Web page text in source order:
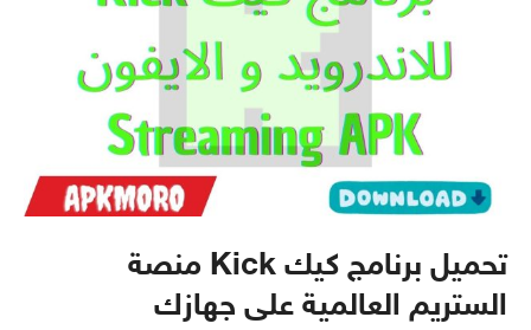
تحميل برنامج كيك Kick منصة
الستريم العالمية على جهازك